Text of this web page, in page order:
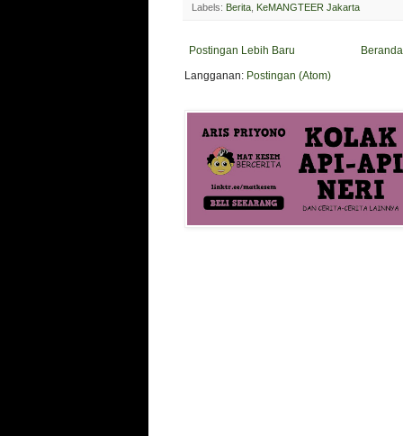
Labels: Berita KeMANGTEER Jakarta
Postingan Lebih Baru
Beranda
Langganan: Postingan (Atom)